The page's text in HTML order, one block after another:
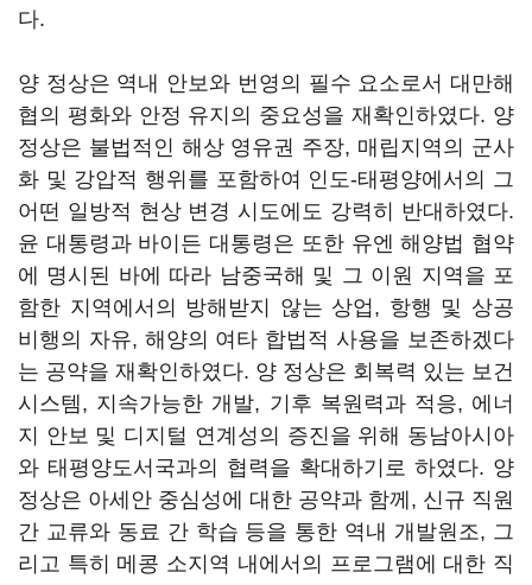
다.
양 정상은 역내 안보와 번영의 필수 요소로서 대만해
협의 평화와 안정 유지의 중요성을 재확인하였다. 양
정상은 불법적인 해상 영유권 주장, 매립지역의 군사
화 및 강압적 행위를 포함하여 인도-태평양에서의 그
어떤 일방적 현상 변경 시도에도 강력히 반대하였다.
윤 대통령과 바이든 대통령은 또한 유엔 해양법 협약
에 명시된 바에 따라 남중국해 및 그 이원 지역을 포
함한 지역에서의 방해받지 않는 상업, 항행 및 상공
비행의 자유, 해양의 여타 합법적 사용을 보존하겠다
는 공약을 재확인하였다. 양 정상은 회복력 있는 보건
시스템, 지속가능한 개발, 기후 복원력과 적응, 에너
지 안보 및 디지털 연계성의 증진을 위해 동남아시아
와 태평양도서국과의 협력을 확대하기로 하였다. 양
정상은 아세안 중심성에 대한 공약과 함께, 신규 직원
간 교류와 동료 간 학습 등을 통한 역내 개발원조, 그
리고 특히 메콩 소지역 내에서의 프로그램에 대한 직